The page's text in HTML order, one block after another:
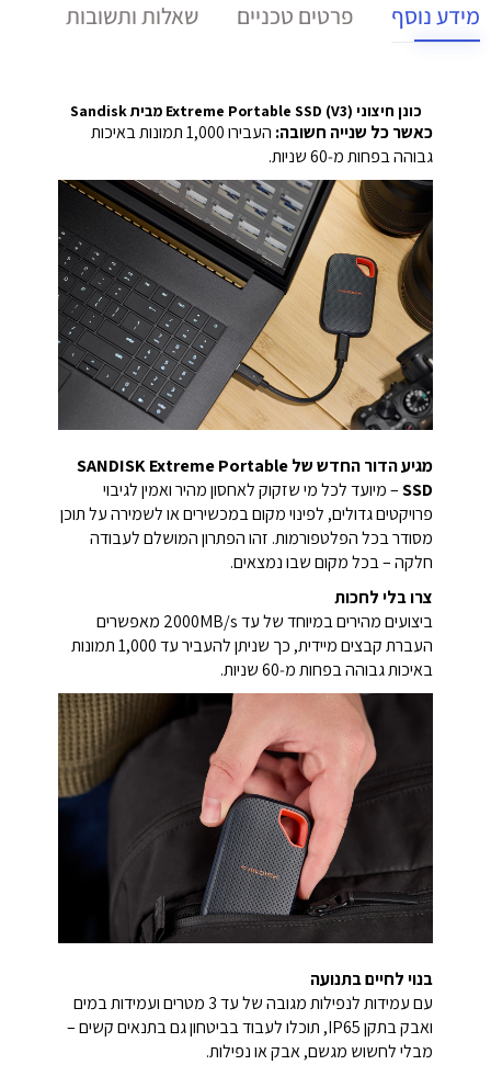
מידע נוסף פרטים טכניים שאלות ותשובות
כונן חיצוני Extreme Portable SSD (V3) מבית Sandisk
כאשר כל שנייה חשובה:
העבירו 1,000 תמונות באיכות
גבוהה בפחות מ‑60 שניות.
מגיע הדור החדש של SANDISK Extreme Portable
SSD– מיועד לכל מי שזקוק לאחסון מהיר ואמין לגיבוי
פרויקטים גדולים, לפינוי מקום במכשירים או לשמירה על תוכן
מסודר בכל הפלטפורמות. זהו הפתרון המושלם לעבודה
חלקה – בכל מקום שבו נמצאים.
צרו בלי לחכות
ביצועים מהירים במיוחד של עד 2000MB/s מאפשרים
העברת קבצים מיידית, כך שניתן להעביר עד 1,000 תמונות
באיכות גבוהה בפחות מ‑60 שניות.
בנוי לחיים בתנועה
עם עמידות לנפילות מגובה של עד 3 מטרים ועמידות במים
ואבק בתקן IP65, תוכלו לעבוד בביטחון גם בתנאים קשים –
מבלי לחשוש מגשם, אבק או נפילות.